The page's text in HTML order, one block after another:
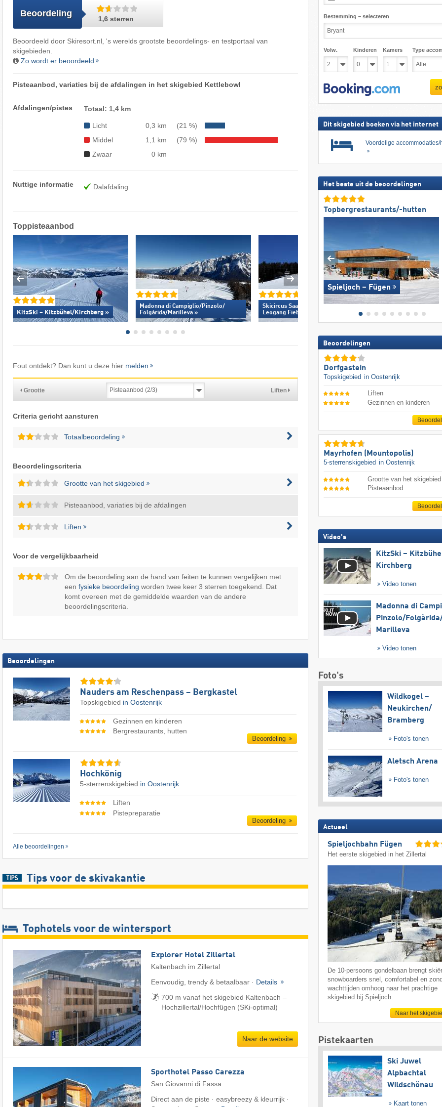
Beoordeling
1,6 sterren
Beoordeeld door Skiresort.nl, 's werelds grootste beoordelings- en testportaal van
skigebieden.
Zo wordt er beoordeeld
Pisteaanbod, variaties bij de afdalingen in het skigebied Kettlebowl
Afdalingen/pistes Totaal: 1,4 km
Licht 0,3 km
(21 %)
Middel
1,1 km
(79 %)
Zwaar
0 km
Nuttige informatie Dalafdaling
Toppisteaanbod
KitzSki – Kitzbühel/​Kirchberg »
Madonna di Campiglio/​Pinzolo/​
Folgàrida/​Marilleva »
Skicircus Saalbach Hinterglemm
Leogang Fieberbrunn »
Mayrhofen
Fout ontdekt? Dan kunt u deze hier melden
Grootte Liften
Criteria gericht aansturen
Totaalbeoordeling
Beoordelingscriteria
Grootte van het skigebied
Pisteaanbod, variaties bij de afdalingen
Liften
Voor de vergelijkbaarheid
Om de beoordeling aan de hand van feiten te kunnen vergelijken met
een fysieke beoordeling worden twee keer 3 sterren toegekend. Dat
komt overeen met de gemiddelde waarden van de andere
beoordelingscriteria.
Beoordelingen
Nauders am Reschenpass – Bergkastel
Topskigebied in Oostenrijk
Gezinnen en kinderen
Bergrestaurants, hutten
Beoordeling
Hochkönig
5-sterrenskigebied in Oostenrijk
Liften
Pistepreparatie
Beoordeling
Alle beoordelingen
Tips voor de skivakantie
Tophotels voor de wintersport
Explorer Hotel Zillertal
Kaltenbach im Zillertal
Eenvoudig, trendy & betaalbaar · Details
700 m vanaf het skigebied Kaltenbach –
Hochzillertal/​Hochfügen (SKi-optimal)
Naar de website
Sporthotel Passo Carezza
San Giovanni di Fassa
Direct aan de piste · easybreezy & kleurrijk ·
Bestemming – selecteren
Volw. Kinderen Kamers Type
Dit skigebied boeken via het internet
Voordelige accommodaties/
Het beste uit de beoordelingen
Topbergrestaurants/-hutten
Spieljoch – Fügen
Beoordelingen
Dorfgastein
Topskigebied in Oostenrijk
Liften
Gezinnen en kinderen
Mayrhofen (Mountopolis)
5-sterrenskigebied in Oostenrijk
Grootte van het skigebied
Pisteaanbod
Video's
KitzSki –
Kirchberg
Video tonen
Madonna di
Pinzolo/​
Marilleva
Video tonen
Foto's
Wildkogel –
Neukirchen/​
Bramberg
Foto's tonen
Aletsch Arena
Foto's tonen
Actueel
Spieljochbahn Fügen
Het eerste skigebied in het Zillertal
De 10-persoons gondelbaan brengt
snowboarders snel, comfortabel en
wachttijden omhoog naar het prachtige
skigebied bij Spieljoch.
Naar het
Pistekaarten
Ski Juwel
Alpbachtal
Wildschönau
Kaart tonen